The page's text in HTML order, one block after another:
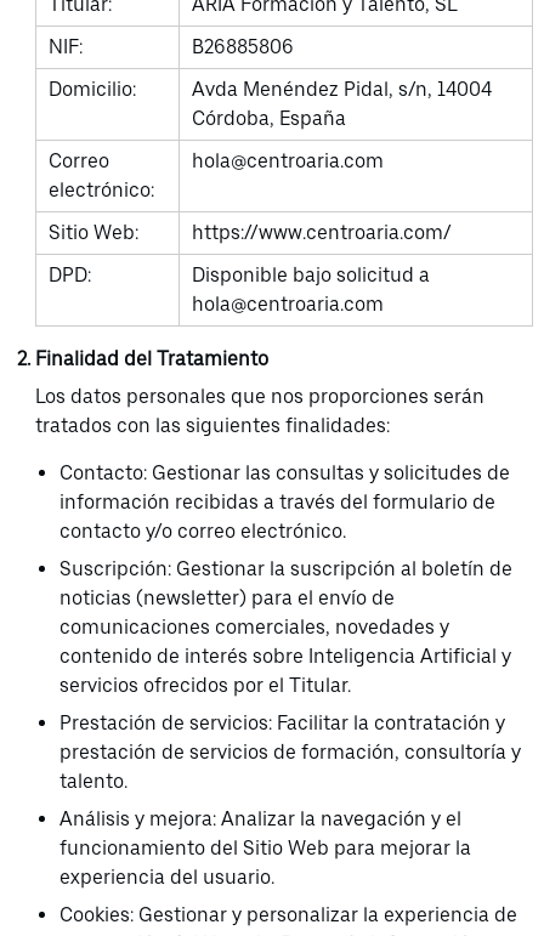
NIF:
B26885806
Domicilio:
Avda Menéndez Pidal, s/n, 14004
Córdoba, España
Correo
electrónico:
hola@centroaria.com
Sitio Web:
https://www.centroaria.com/
DPD:
Disponible bajo solicitud a
hola@centroaria.com
Finalidad del Tratamiento
Los datos personales que nos proporciones serán
tratados con las siguientes finalidades:
Contacto: Gestionar las consultas y solicitudes de
información recibidas a través del formulario de
contacto y/o correo electrónico.
Suscripción: Gestionar la suscripción al boletín de
noticias (newsletter) para el envío de
comunicaciones comerciales, novedades y
contenido de interés sobre Inteligencia Artificial y
servicios ofrecidos por el Titular.
Prestación de servicios: Facilitar la contratación y
prestación de servicios de formación, consultoría y
talento.
Análisis y mejora: Analizar la navegación y el
funcionamiento del Sitio Web para mejorar la
experiencia del usuario.
Cookies: Gestionar y personalizar la experiencia de